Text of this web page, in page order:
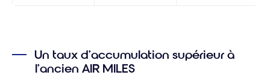
Un taux d’accumulation supérieur à
l’ancien AIR MILES